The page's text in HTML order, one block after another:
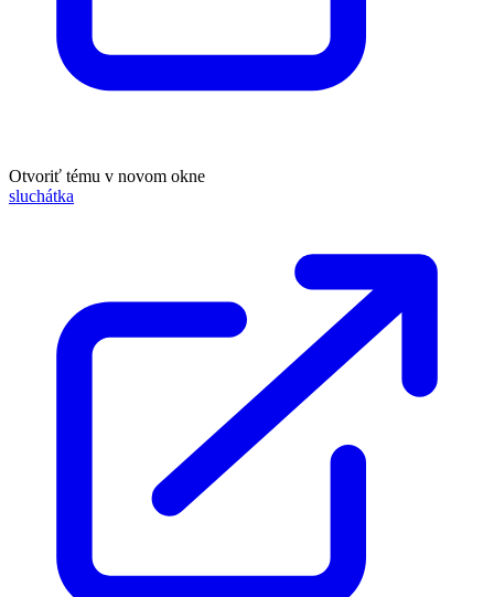
Otvoriť tému v novom okne
sluchátka